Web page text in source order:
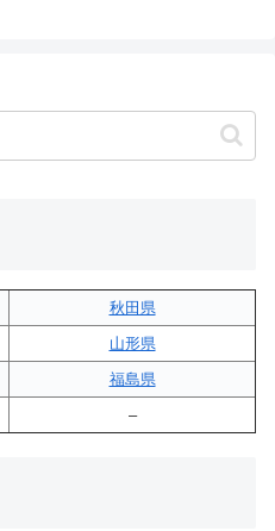
秋田県
山形県
福島県
–